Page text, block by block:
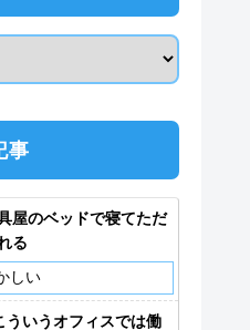
事
屋のベッドで寝てただ
る
しい
ういうオフィスでは働